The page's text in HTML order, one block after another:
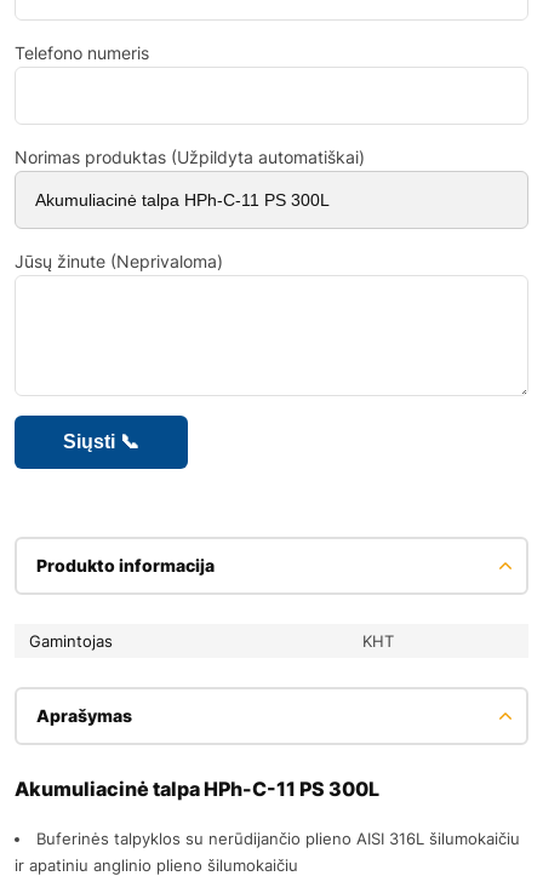
Telefono numeris
Norimas produktas (Užpildyta automatiškai)
Jūsų žinute (Neprivaloma)
Produkto informacija
Gamintojas KHT
Aprašymas
Akumuliacinė talpa HPh-C-11 PS 300L
Buferinės talpyklos su nerūdijančio plieno AISI 316L šilumokaičiu
ir apatiniu anglinio plieno šilumokaičiu